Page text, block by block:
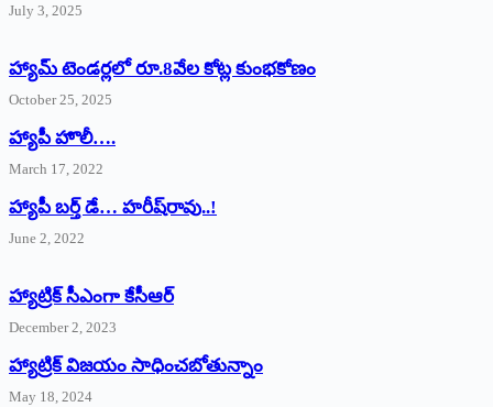
July 3, 2025
హ్యామ్‌ ‌టెండర్లలో రూ.8వేల కోట్ల కుంభకోణం
October 25, 2025
హ్యాపీ హొలీ….
March 17, 2022
హ్యాపీ బర్త్ ‌డే… హరీష్‌రావు..!
June 2, 2022
హ్యాట్రిక్‌ ‌సీఎంగా కేసీఆర్‌
December 2, 2023
హ్యాట్రిక్‌ విజయం సాధించబోతున్నాం
May 18, 2024